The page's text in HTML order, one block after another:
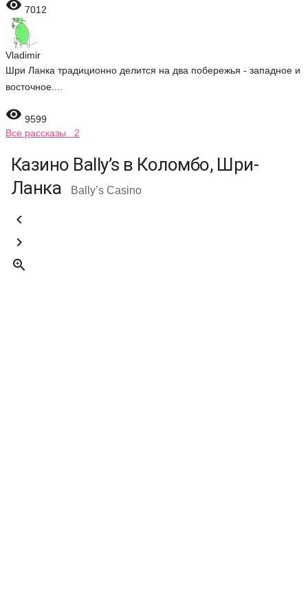
 7012
Vladimir
Шри Ланка традиционно делится на два побережья - западное и
восточное....
 9599
Все рассказы 2
Казино Bally’s в Коломбо, Шри-
Ланка
Bally’s Casino


